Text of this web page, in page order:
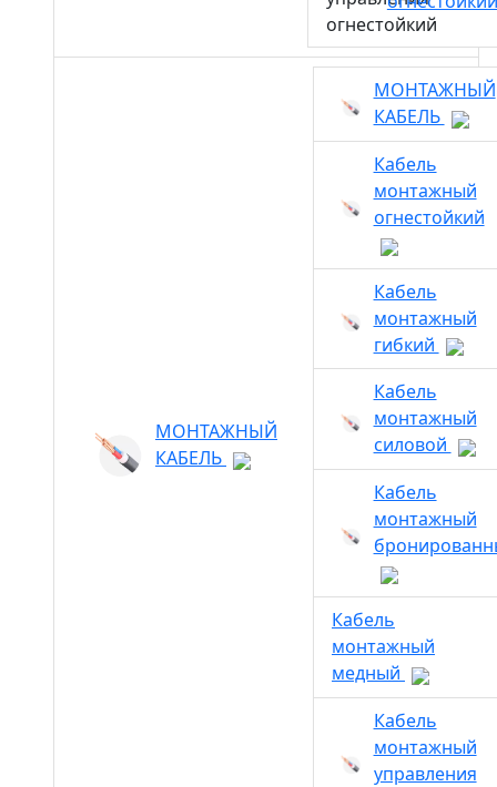
МОНТАЖНЫЙ
КАБЕЛЬ
МОНТАЖНЫЙ
КАБЕЛЬ
Кабель
монтажный
огнестойкий
Кабель
монтажный
гибкий
Кабель
монтажный
силовой
Кабель
монтажный
Кабель
монтажный
медный
Кабель
монтажный
управления